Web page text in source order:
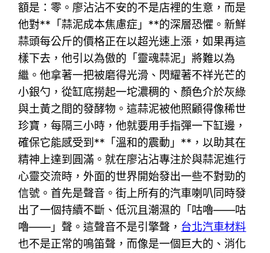
額是：零。廖沾沾不安的不是店裡的生意，而是
他對**「蒜泥成本焦慮症」**的深層恐懼。新鮮
蒜頭每公斤的價格正在以超光速上漲，如果再這
樣下去，他引以為傲的「靈魂蒜泥」將難以為
繼。他拿著一把被磨得光滑、閃耀著不祥光芒的
小銀勺，從缸底撈起一坨濃稠的、顏色介於灰綠
與土黃之間的發酵物。這蒜泥被他照顧得像稀世
珍寶，每隔三小時，他就要用手指彈一下缸邊，
確保它能感受到**「溫和的震動」**，以助其在
精神上達到圓滿。就在廖沾沾專注於與蒜泥進行
心靈交流時，外面的世界開始發出一些不對勁的
信號。首先是聲音。街上所有的汽車喇叭同時發
出了一個持續不斷、低沉且潮濕的「咕嚕——咕
嚕——」聲。這聲音不是引擎聲， 台北汽車材料
也不是正常的鳴笛聲，而像是一個巨大的、消化